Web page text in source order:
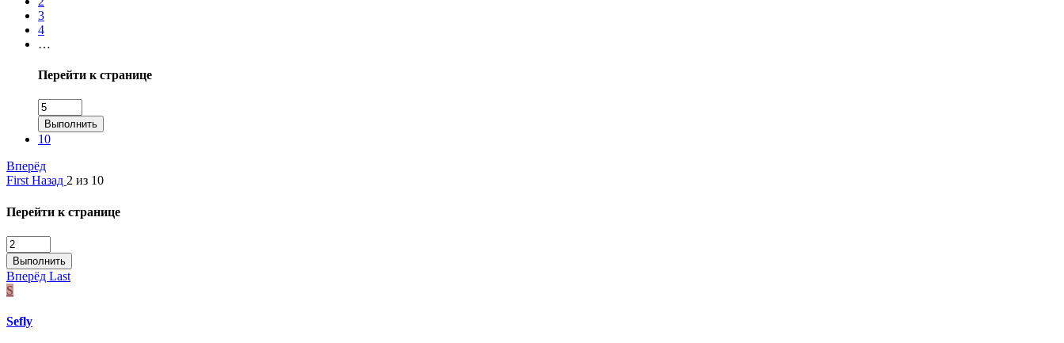
3
4
…
Перейти к странице
Выполнить
10
Вперёд
First Назад 2 из 10
Перейти к странице
Выполнить
Вперёд Last
S
Sefly